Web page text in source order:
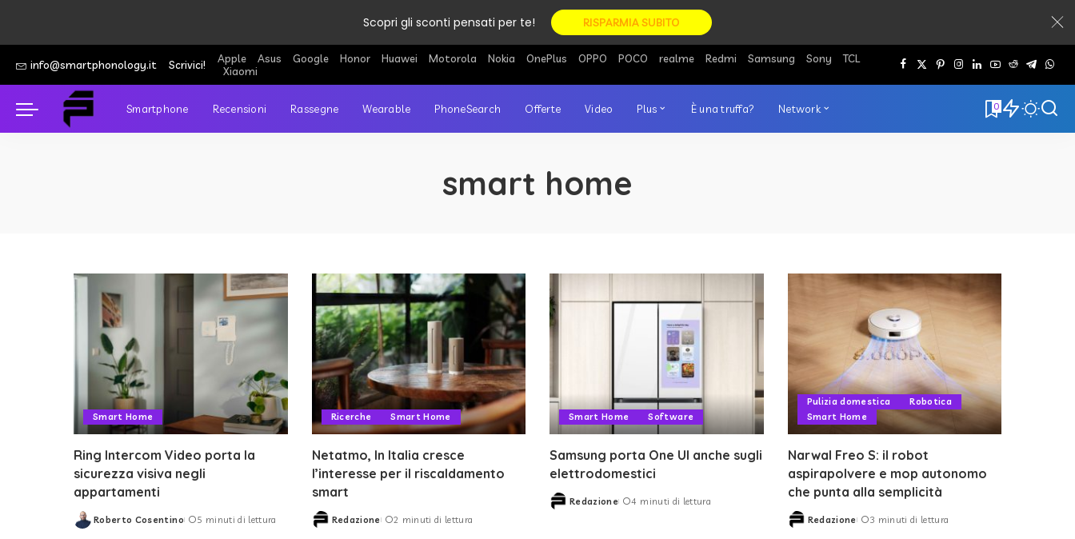
Scopri gli sconti pensati per te! RISPARMIA SUBITO
info@smartphonology.it Scrivici! Apple Asus Google Honor Huawei Motorola Nokia OnePlus OPPO POCO realme Redmi Samsung Sony
TCL
Xiaomi
Smartphone Recensioni Rassegne Wearable PhoneSearch Offerte Video Plus È una truffa? Network 0
smart home
Smart Home
Ring Intercom Video porta la
sicurezza visiva negli
appartamenti
Posted
Roberto Cosentino 5 minuti di lettura
Ricerche Smart Home
Netatmo, In Italia cresce
l’interesse per il riscaldamento
smart
Posted
Redazione 2 minuti di lettura
Smart Home Software
Samsung porta One UI anche sugli
elettrodomestici
Posted
Redazione 4 minuti di lettura
Pulizia domestica
Robotica
Smart Home
Narwal Freo S: il robot
aspirapolvere e mop autonomo
che punta alla semplicità
Posted
Redazione 3 minuti di lettura